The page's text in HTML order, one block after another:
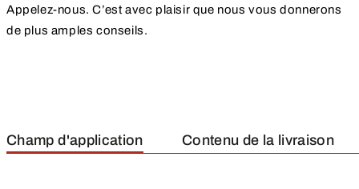
Appelez-nous. C’est avec plaisir que nous vous donnerons
de plus amples conseils.
Champ d'application Contenu de la livraison